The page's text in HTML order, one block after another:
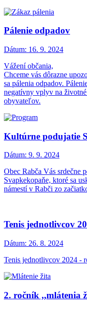
Pálenie odpadov
Dátum: 16. 9. 2024
Vážení občania,
Chceme vás dôrazne
sa pálenia odpadov.
negatívny vplyv na
obyvateľov.
Kultúrne podujatie
Dátum: 9. 9. 2024
Obec Rabča Vás srdečne
Svapkekopaňe, ktoré sa
námestí v Rabči zo
Tenis jednotlivcov
Dátum: 26. 8. 2024
Tenis jednotlivcov 2024 -
2. ročník ,,mlátenia